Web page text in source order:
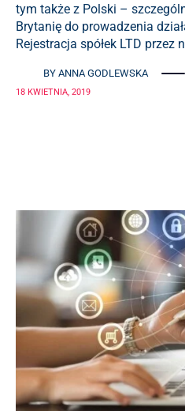
tym także z Polski –
Brytanię do prowadzenia
Rejestracja spółek LTD przez
BY ANNA GODLEWSKA
18 KWIETNIA, 2019